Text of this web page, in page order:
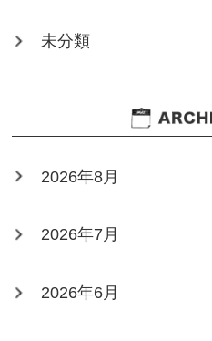
未分類
2026年8月
2026年7月
2026年6月